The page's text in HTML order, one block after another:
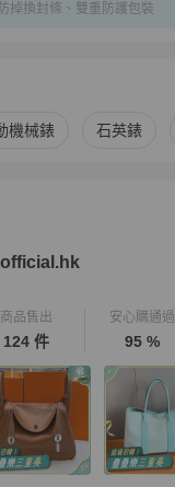
掉換封條、雙重防護包裝
商品推薦
機械錶 石英錶
家
商品售出
124 件
安心購通過
95 %